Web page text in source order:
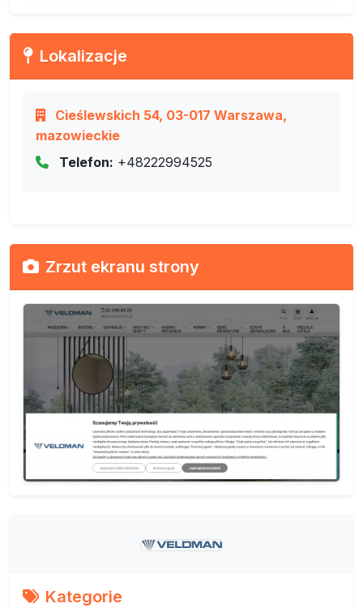
Lokalizacje
Cieślewskich 54, 03-017 Warszawa,
mazowieckie
Telefon: +48222994525
Zrzut ekranu strony
Kategorie